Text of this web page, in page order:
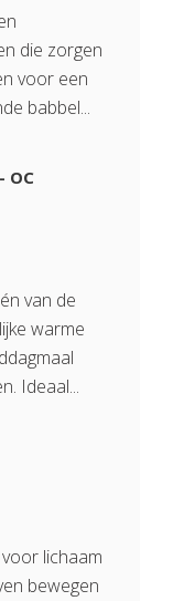
die zorgen
voor een
babbel...
OC
van de
warme
Ideaal...
lichaam
bewegen